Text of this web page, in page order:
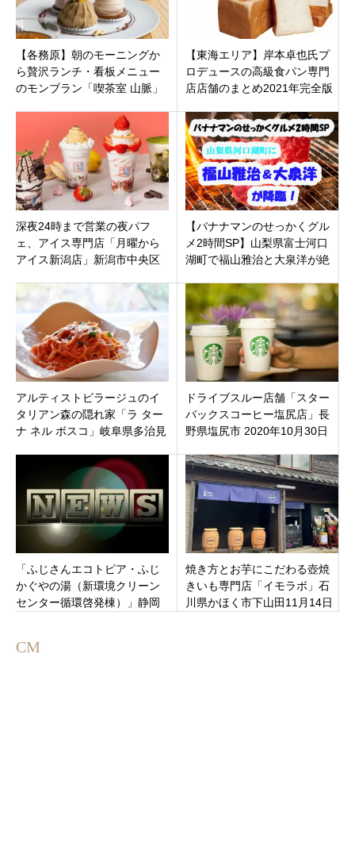
【各務原】朝のモーニングか
ら贅沢ランチ・看板メニュー
のモンブラン「喫茶室 山脈」
【東海エリア】岸本卓也氏プ
ロデュースの高級食パン専門
店店舗のまとめ2021年完全版
重県
深夜24時まで営業の夜パフ
ェ、アイス専門店「月曜から
アイス新潟店」新潟市中央区
【バナナマンのせっかくグル
メ2時間SP】山梨県富士河口
湖町で福山雅治と大泉洋が絶
とめ
アルティストビラージュのイ
タリアン森の隠れ家「ラ ター
ナ ネル ボスコ」岐阜県多治見
ドライブスルー店舗「スター
バックスコーヒー塩尻店」長
野県塩尻市 2020年10月30日
「ふじさんエコトピア・ふじ
かぐやの湯（新環境クリーン
センター循環啓発棟）」静岡
焼き方とお芋にこだわる壺焼
きいも専門店「イモラボ」石
川県かほく市下山田11月14日
CM